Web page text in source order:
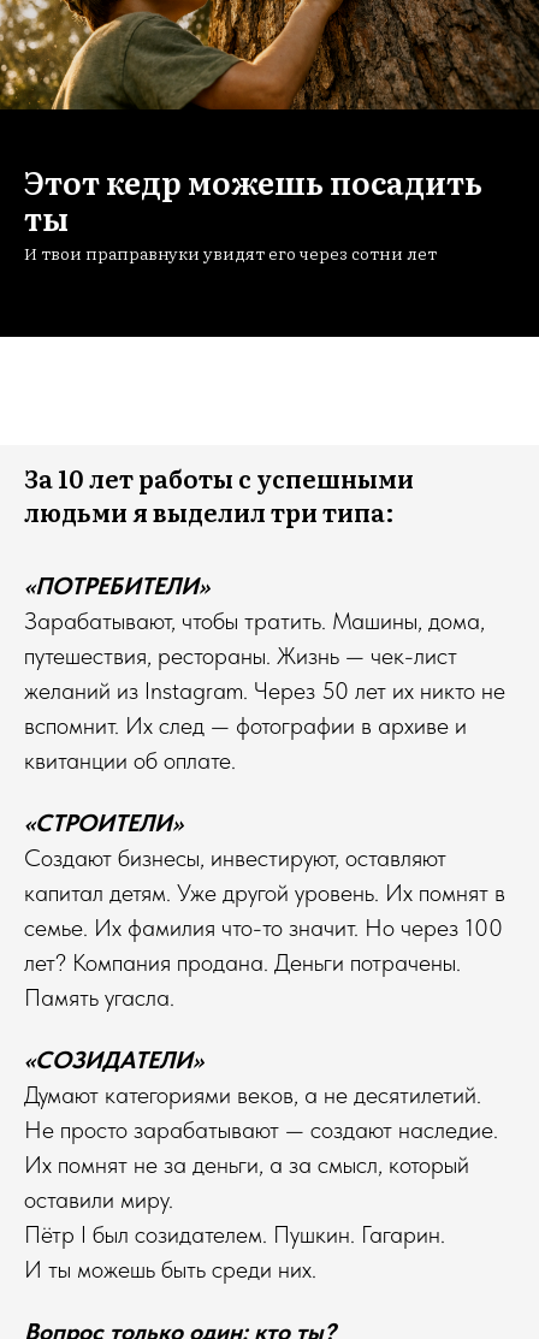
Этот кедр можешь посадить
ты
И твои праправнуки увидят его через сотни лет
За 10 лет работы с успешными
людьми я выделил три типа:
«ПОТРЕБИТЕЛИ»
Зарабатывают, чтобы тратить. Машины, дома,
путешествия, рестораны. Жизнь — чек-лист
желаний из Instagram. Через 50 лет их никто не
вспомнит. Их след — фотографии в архиве и
квитанции об оплате.
«СТРОИТЕЛИ»
Создают бизнесы, инвестируют, оставляют
капитал детям. Уже другой уровень. Их помнят в
семье. Их фамилия что-то значит. Но через 100
лет? Компания продана. Деньги потрачены.
Память угасла.
«СОЗИДАТЕЛИ»
Думают категориями веков, а не десятилетий.
Не просто зарабатывают — создают наследие.
Их помнят не за деньги, а за смысл, который
оставили миру.
Пётр I был созидателем. Пушкин. Гагарин.
И ты можешь быть среди них.
Вопрос только один: кто ты?